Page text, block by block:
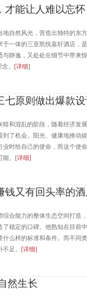
才能让人难以忘怀
地自然风光，营造出独特的东
一体的三亚凯悦嘉轩酒店，
与静逸，又处处在细节中带来
。 [详细]
七原则做出爆款
暗和混乱的阶段，随着经济发
到了机会。阳光、健康地推动
业时给自己的使命，而这个使
。 [详细]
钱又有回头率的酒
综合能力的整体生态空间打造
了稳定的口碑。他熟知在目前
什么样的标准和条件。而不同
足。 [详细]
然生长